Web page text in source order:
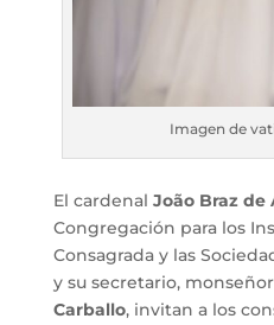
Imagen de
El cardenal João Braz de
Congregación para los
Consagrada y las
y su secretario, monseñor
Carballo, invitan a los